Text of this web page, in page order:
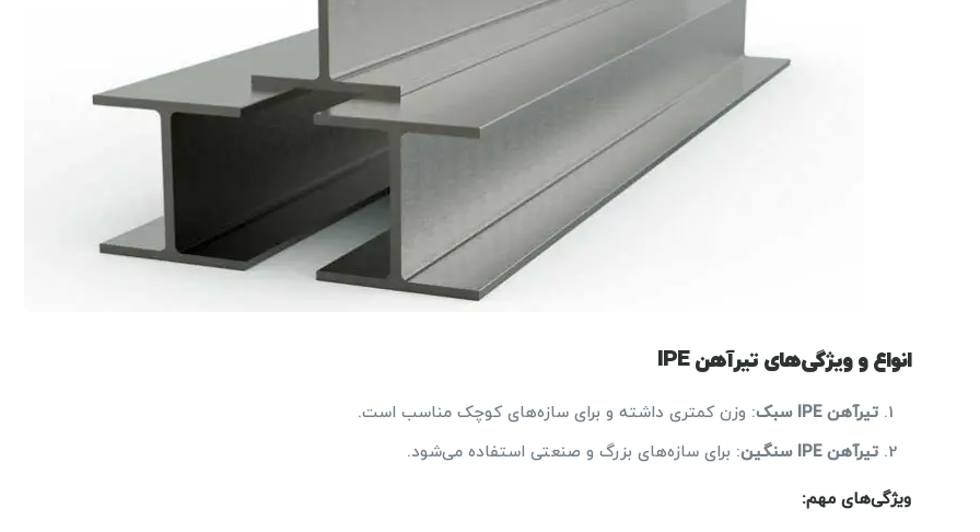
انواع و ویژگی‌های تیرآهن IPE
تیرآهنIPE سبک: وزن کمتری داشته و برای سازه‌های کوچک مناسب است.
تیرآهنIPE سنگین: برای سازه‌های بزرگ و صنعتی استفاده می‌شود.
ویژگی‌های مهم: